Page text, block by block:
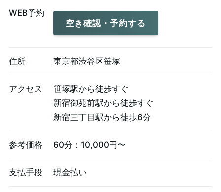
WEB予約
空き確認・予約する
住所 東京都渋谷区笹塚
アクセス
笹塚駅から徒歩すぐ
新宿御苑前駅から徒歩すぐ
新宿三丁目駅から徒歩6分
参考価格 60分：10,000円〜
支払手段 現金払い